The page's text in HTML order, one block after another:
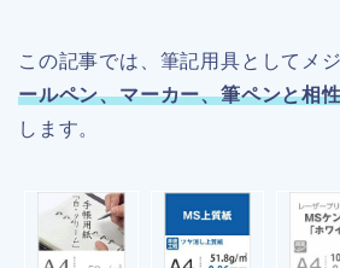
この記事では、筆記用具としてメ
ールペン、マーカー、筆ペンと相
します。